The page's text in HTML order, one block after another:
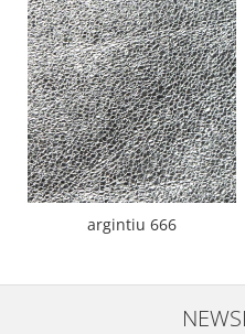
argintiu 666